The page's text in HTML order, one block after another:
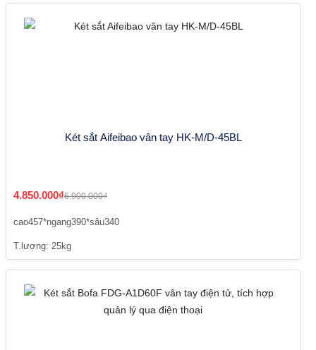
Két sắt Aifeibao vân tay HK-M/D-45BL
4.850.000₫6.900.000₫
cao457*ngang390*sâu340
T.lượng: 25kg